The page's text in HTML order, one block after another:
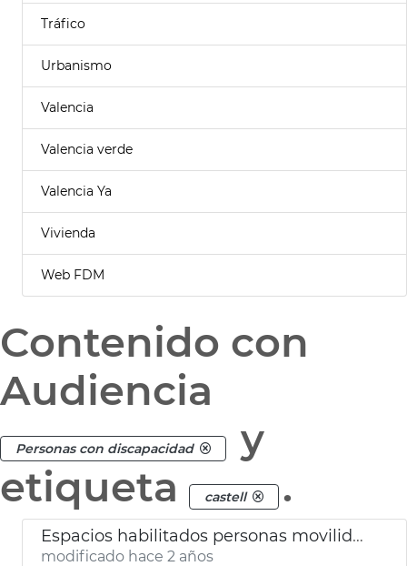
Tráfico
Urbanismo
Valencia
Valencia verde
Valencia Ya
Vivienda
Web FDM
Contenido con
Audiencia
Personas con discapacidad
y
etiqueta
castell .
Espacios habilitados personas movilidad reducida
modificado hace 2 años